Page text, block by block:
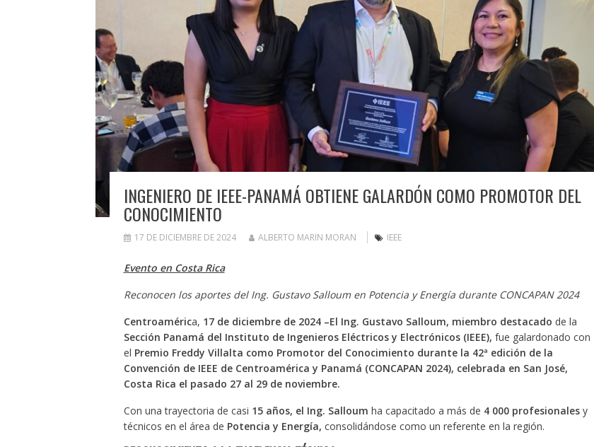
INGENIERO DE IEEE-PANAMÁ OBTIENE GALARDÓN COMO PROMOTOR DEL
CONOCIMIENTO
17 DE DICIEMBRE DE 2024 ALBERTO MARIN MORAN IEEE
Evento en Costa Rica
Reconocen los aportes del Ing. Gustavo Salloum en Potencia y Energía durante CONCAPAN 2024
Centroamérica, 17 de diciembre de 2024 –El Ing. Gustavo Salloum, miembro destacado de la
Sección Panamá del Instituto de Ingenieros Eléctricos y Electrónicos (IEEE), fue galardonado con
el Premio Freddy Villalta como Promotor del Conocimiento durante la 42ª edición de la
Convención de IEEE de Centroamérica y Panamá (CONCAPAN 2024), celebrada en San José,
Costa Rica el pasado 27 al 29 de noviembre.
Con una trayectoria de casi 15 años, el Ing. Salloum ha capacitado a más de 4 000 profesionalesy
técnicos en el área de Potencia y Energía, consolidándose como un referente en la región.